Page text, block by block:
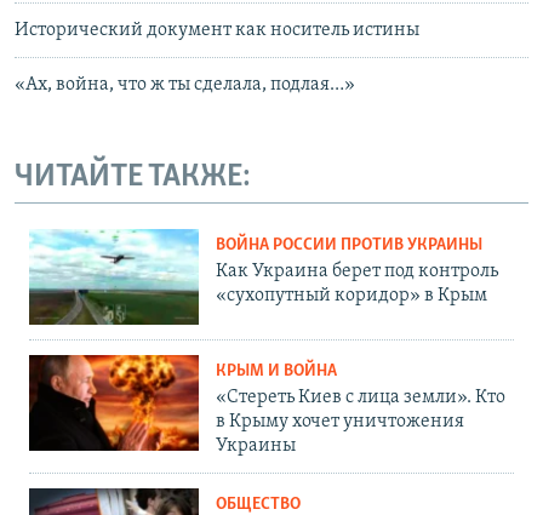
Исторический документ как носитель истины
«Ах, война, что ж ты сделала, подлая…»
ЧИТАЙТЕ ТАКЖЕ:
ВОЙНА РОССИИ ПРОТИВ УКРАИНЫ
Как Украина берет под контроль
«сухопутный коридор» в Крым
КРЫМ И ВОЙНА
«Стереть Киев с лица земли». Кто
в Крыму хочет уничтожения
Украины
ОБЩЕСТВО